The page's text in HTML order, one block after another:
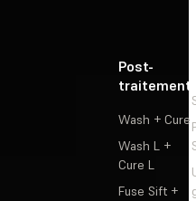
Post-
traitement
Wash + Cure
Wash L +
Cure L
Fuse Sift +